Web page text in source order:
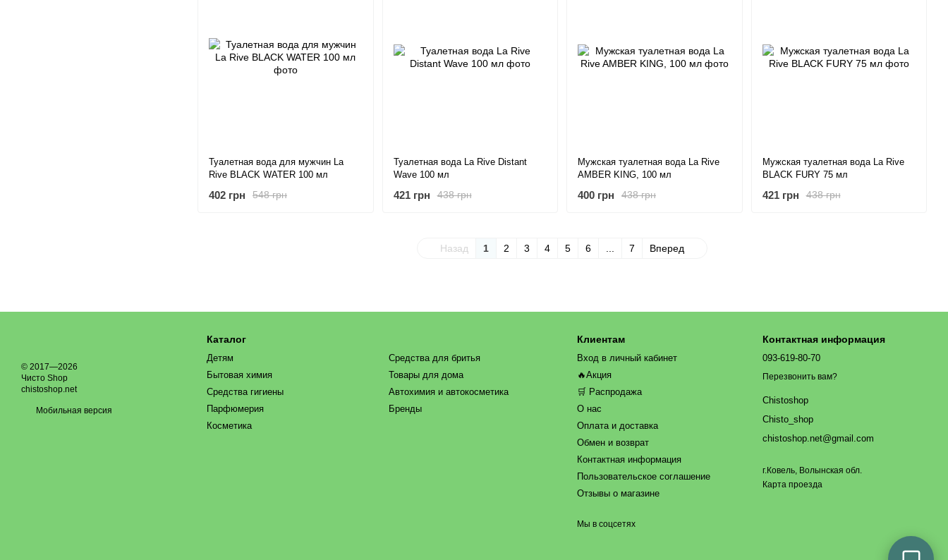
Туалетная вода для мужчин La
Rive BLACK WATER 100 мл
548 грн
402 грн
Туалетная вода La Rive Distant
Wave 100 мл
438 грн
421 грн
Мужская туалетная вода La Rive
AMBER KING, 100 мл
438 грн
400 грн
Мужская туалетная вода La Rive
BLACK FURY 75 мл
438 грн
421 грн
Назад 1 2 3 4 5 6 7 Вперед
© 2017—2026
Чисто Shop
chistoshop.net
Мобильная версия
Каталог
Детям
Бытовая химия
Средства гигиены
Парфюмерия
Косметика
Средства для бритья
Товары для дома
Автохимия и автокосметика
Бренды
Клиентам
Вход в личный кабинет
🔥Акция
🛒 Распродажа
О нас
Оплата и доставка
Обмен и возврат
Контактная информация
Пользовательское соглашение
Отзывы о магазине
Мы в соцсетях
Контактная информация
093-619-80-70
Перезвонить вам?
Chistoshop
Chisto_shop
chistoshop.net@gmail.com
г.Ковель, Волынская обл.
Карта проезда